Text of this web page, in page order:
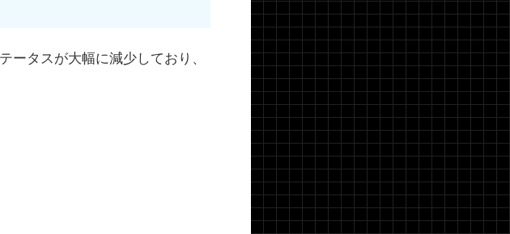
ータスが大幅に減少しており、